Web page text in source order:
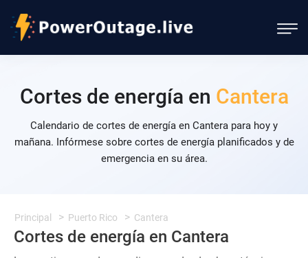
Cortes de energía en Cantera
Calendario de cortes de energía en Cantera para hoy y
mañana. Infórmese sobre cortes de energía planificados y de
emergencia en su área.
Principal Puerto Rico Cantera
Cortes de energía en Cantera